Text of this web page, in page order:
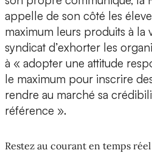
appelle de son côté les
maximum leurs produits à la
syndicat d’exhorter les
à « adopter une attitude
le maximum pour inscrire
rendre au marché sa
référence ».
Restez au courant en temps réel